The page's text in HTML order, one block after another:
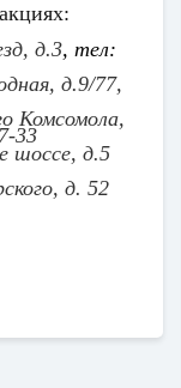
д.3, тел:
д.9/77,
Комсомола,
33
шоссе, д.5
д. 52